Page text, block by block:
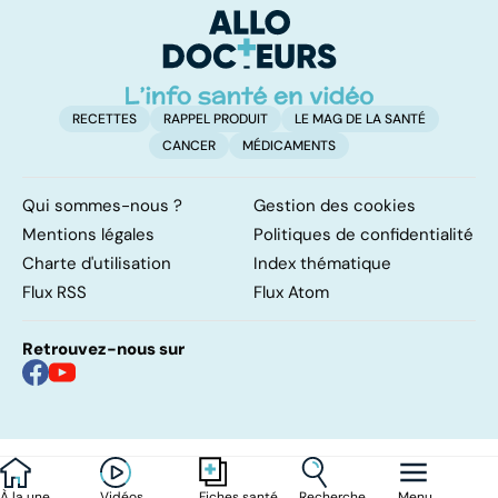
ventre plat
RECETTES RAPPEL PRODUIT
LE MAG DE LA SANTÉ
CANCER
MÉDICAMENTS
Qui sommes-nous ?
Gestion des cookies
Mentions légales
Politiques de confidentialité
Charte d'utilisation
Index thématique
Flux RSS
Flux Atom
Retrouvez-nous sur